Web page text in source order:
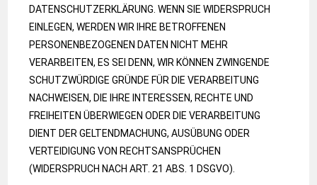
DATENSCHUTZERKLÄRUNG. WENN SIE WIDERSPRUCH
EINLEGEN, WERDEN WIR IHRE BETROFFENEN
PERSONENBEZOGENEN DATEN NICHT MEHR
VERARBEITEN, ES SEI DENN, WIR KÖNNEN ZWINGENDE
SCHUTZWÜRDIGE GRÜNDE FÜR DIE VERARBEITUNG
NACHWEISEN, DIE IHRE INTERESSEN, RECHTE UND
FREIHEITEN ÜBERWIEGEN ODER DIE VERARBEITUNG
DIENT DER GELTENDMACHUNG, AUSÜBUNG ODER
VERTEIDIGUNG VON RECHTSANSPRÜCHEN
(WIDERSPRUCH NACH ART. 21 ABS. 1 DSGVO).